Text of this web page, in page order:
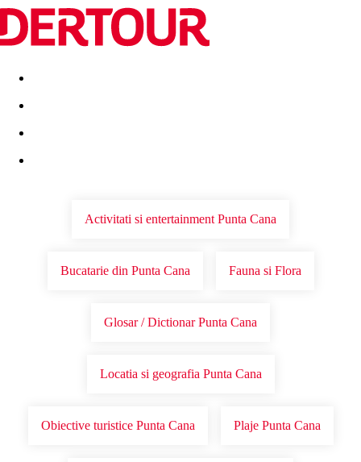
Destinatii Vacanta perfecta OFERTE DE NERATAT
Activitati si entertainment Punta Cana
Bucatarie din Punta Cana Fauna si Flora
Glosar / Dictionar Punta Cana
Locatia si geografia Punta Cana
Obiective turistice Punta Cana Plaje Punta Cana